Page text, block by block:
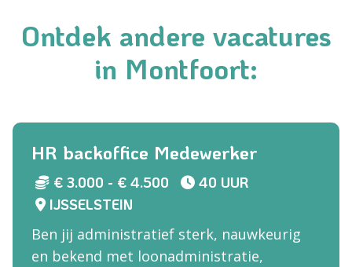
Ontdek andere vacatures
in Montfoort:
HR backoffice Medewerker
€ 3.000 - € 4.500
40 UUR
IJSSELSTEIN
Ben jij administratief sterk, nauwkeurig
en bekend met loonadministratie,